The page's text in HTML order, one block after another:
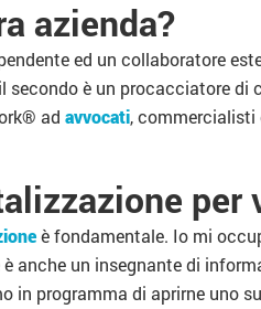
azienda?
ed un collaboratore
secondo è un procacciatore di
ad avvocati,
per
è fondamentale. Io mi
anche un insegnante di
in programma di aprirne uno